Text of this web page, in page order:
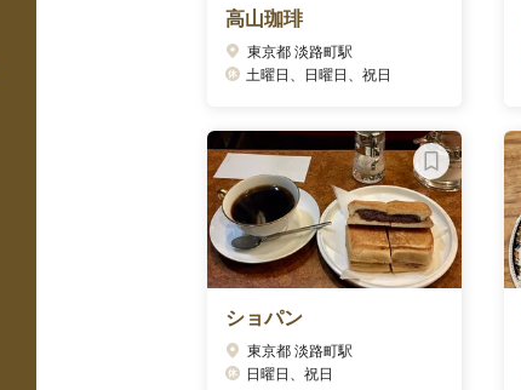
高山珈琲
東京都 淡路町駅
土曜日、日曜日、祝日
ショパン
東京都 淡路町駅
日曜日、祝日